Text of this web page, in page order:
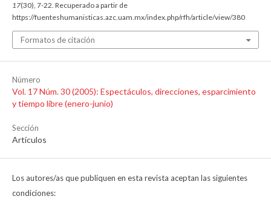
17(30), 7-22. Recuperado a partir de
https://fuenteshumanisticas.azc.uam.mx/index.php/rfh/article/view/380
Formatos de citación
Número
Vol. 17 Núm. 30 (2005): Espectáculos, direcciones, esparcimiento
y tiempo libre (enero-junio)
Sección
Artículos
Los autores/as que publiquen en esta revista aceptan las siguientes
condiciones: